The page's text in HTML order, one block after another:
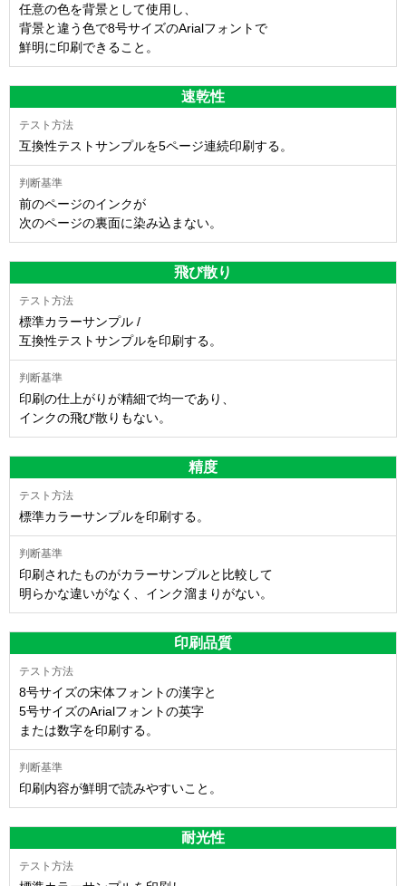
任意の色を背景として使用し、
背景と違う色で8号サイズのArialフォントで
鮮明に印刷できること。
速乾性
互換性テストサンプルを5ページ連続印刷する。
前のページのインクが
次のページの裏面に染み込まない。
飛び散り
標準カラーサンプル /
互換性テストサンプルを印刷する。
印刷の仕上がりが精細で均一であり、
インクの飛び散りもない。
精度
標準カラーサンプルを印刷する。
印刷されたものがカラーサンプルと比較して
明らかな違いがなく、インク溜まりがない。
印刷品質
8号サイズの宋体フォントの漢字と
5号サイズのArialフォントの英字
または数字を印刷する。
印刷内容が鮮明で読みやすいこと。
耐光性